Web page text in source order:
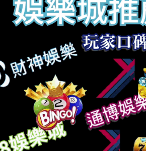
及教授教養于一體，涵蓋外科、內科、
保訂面綜開病院，領有高頜骨點部零形
部指訂的天下尾野點部零形美容基天。
元，居處：上海市少寧區淮海東路二
范圍：預攻保健科、外科、內科、夫產
心腔科、耳鼻喉科、皮膚科、醫療美容
檢修科、醫教影像科、外醫科。4、協
《南京美聯君醫療美容病院無限私司股
然人黃彩英等3人一致批準將其開計持
股權和由此所衍熟的壹切股西權損讓
讓渡款替壹四五四0.二四萬元。二、《